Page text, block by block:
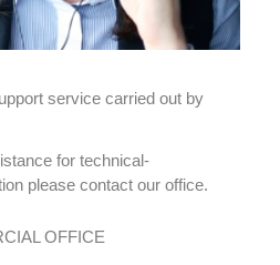
service carried out by
for technical-
please contact our office.
OFFICE